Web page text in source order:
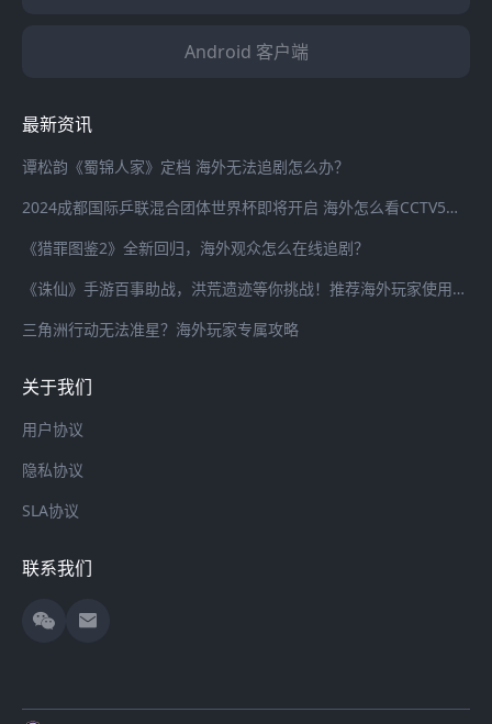
Android 客户端
最新资讯
谭松韵《蜀锦人家》定档 海外无法追剧怎么办？
2024成都国际乒联混合团体世界杯即将开启 海外怎么看CCTV5全程直播？
《猎罪图鉴2》全新回归，海外观众怎么在线追剧？
《诛仙》手游百事助战，洪荒遗迹等你挑战！推荐海外玩家使用海螺加速器畅连国服游戏
三角洲行动无法准星？海外玩家专属攻略
关于我们
用户协议
隐私协议
SLA协议
联系我们